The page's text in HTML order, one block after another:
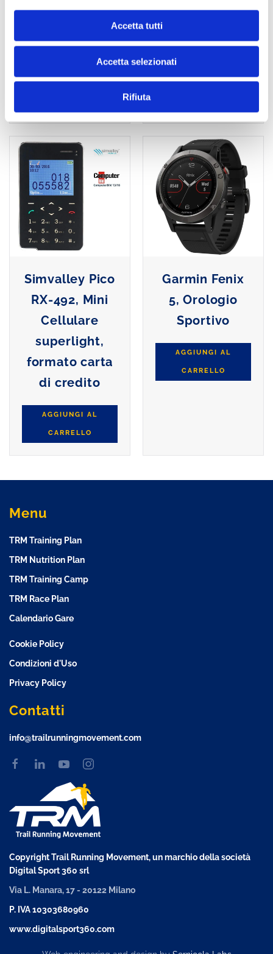
Accetta tutti
Accetta selezionati
Rifiuta
Fenix 6
Smartwatch
AGGIUNGI AL
EVO
AGGIUNGI AL
Simvalley Pico
RX-492, Mini
Cellulare
superlight,
formato carta
di credito
AGGIUNGI AL
CARRELLO
Garmin Fenix
5, Orologio
Sportivo
AGGIUNGI AL
CARRELLO
Menu
TRM Training Plan
TRM Nutrition Plan
TRM Training Camp
TRM Race Plan
Calendario Gare
Cookie Policy
Condizioni d'Uso
Privacy Policy
Contatti
info@trailrunningmovement.com
Copyright Trail Running Movement, un marchio della società
Digital Sport 360 srl
Via L. Manara, 17 - 20122 Milano
P. IVA 10303680960
www.digitalsport360.com